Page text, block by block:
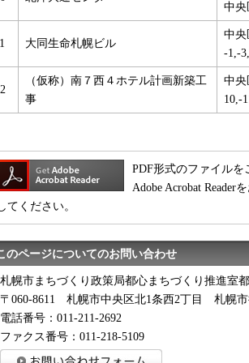
中央
大同生命札幌ビル
中央
-1,-
（仮称）南７西４ホテル計画新築工
事
中央
10,-
PDF形式のファイルを
Adobe Acrobat
てください。
のページについてのお問い合わせ
札幌市まちづくり政策局都心まちづくり推進室
〒060-8611 札幌市中央区北1条西2丁目 札幌市
電話番号：011‐211‐2692
ファクス番号：011‐218‐5109